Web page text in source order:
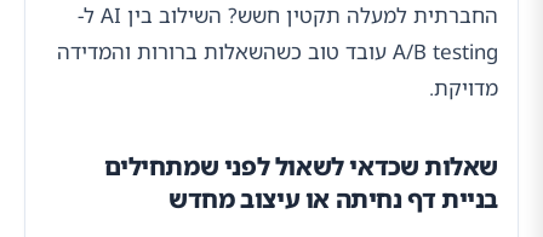
החברתית למעלה תקטין חשש? השילוב בין AI ל-
A/B testing עובד טוב כשהשאלות ברורות והמדידה
מדויקת.
שאלות שכדאי לשאול לפני שמתחילים
בניית דף נחיתה או עיצוב מחדש